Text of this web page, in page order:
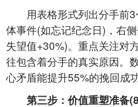
用表格形式列出分手前3
体事件(如忘记纪念日)，右
失望值+30%)。重点关注对
往包含着分手的真实原因。
心矛盾能提升55%的挽回成功
第三步：价值重塑准备